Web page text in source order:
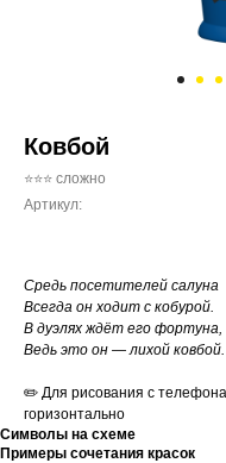
Ковбой
⭐⭐⭐ сложно
Артикул:
Средь посетителей салуна
Всегда он ходит с кобурой.
В дуэлях ждёт его фортуна,
Ведь это он — лихой ковбой.
✏️ Для рисования с телефона
горизонтально
Символы на схеме
Примеры сочетания красок